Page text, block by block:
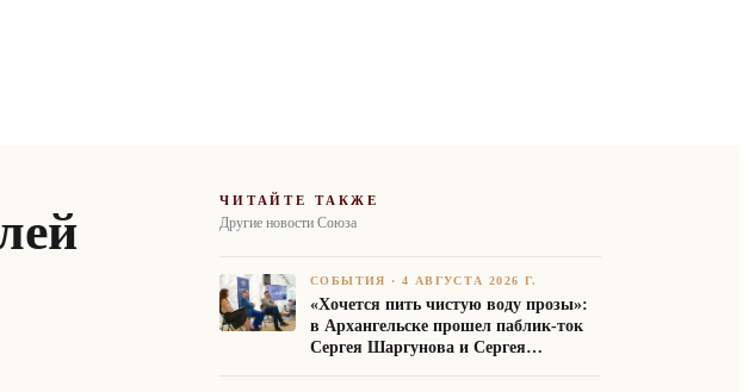
ЧИТАЙТЕ ТАКЖЕ
Другие новости Союза
СОБЫТИЯ ·4 АВГУСТА 2026 Г.
«Хочется пить чистую воду прозы»:
в Архангельске прошел паблик-ток
Сергея Шаргунова и Сергея